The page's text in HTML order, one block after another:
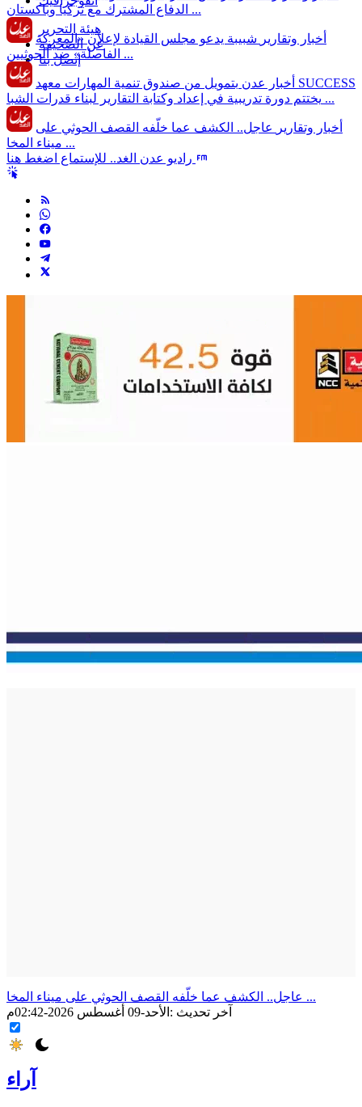
هيئة التحرير
عن الصحيفة
إتصل بنا
الدفاع المشترك مع تركيا وباكستان ...
أخبار وتقارير شبيبة يدعو مجلس القيادة لإعلان «المعركة
الفاصلة» ضد الحوثيين ...
أخبار عدن بتمويل من صندوق تنمية المهارات معهد SUCCESS
يختتم دورة تدريبية في إعداد وكتابة التقارير لبناء قدرات الشبا ...
أخبار وتقارير
عاجل.. الكشف عما خلّفه القصف الحوثي على
ميناء المخا ...
عاجل.. الكشف عما خلّفه القصف الحوثي على ميناء المخا ...
آخر تحديث : الأحد-09 أغسطس 2026-02:42م
آراء